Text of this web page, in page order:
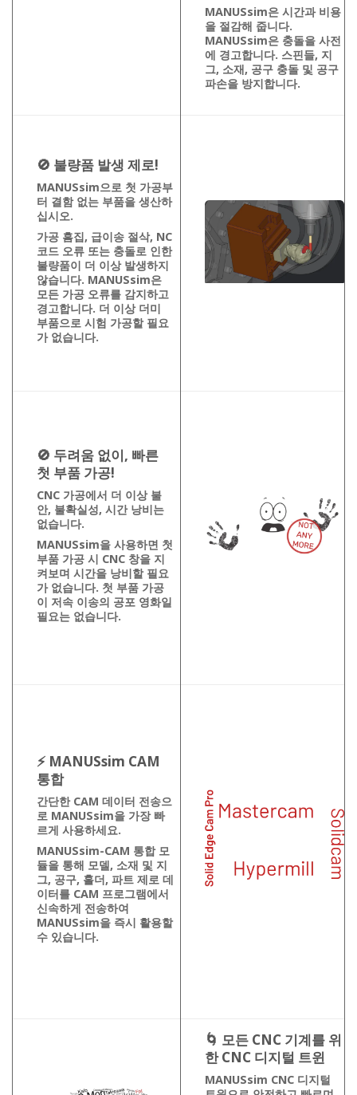
MANUSsim은 시간과 비용
을 절감해 줍니다.
MANUSsim은 충돌을 사전
에 경고합니다. 스핀들, 지
그, 소재, 공구 충돌 및 공구
파손을 방지합니다.
🚫 불량품 발생 제로!
MANUSsim으로 첫 가공부
터 결함 없는 부품을 생산하
십시오.
가공 흠집, 급이송 절삭, NC
코드 오류 또는 충돌로 인한
불량품이 더 이상 발생하지
않습니다. MANUSsim은
모든 가공 오류를 감지하고
경고합니다. 더 이상 더미
부품으로 시험 가공할 필요
가 없습니다.
🚫 두려움 없이, 빠른
첫 부품 가공!
CNC 가공에서 더 이상 불
안, 불확실성, 시간 낭비는
없습니다.
MANUSsim을 사용하면 첫
부품 가공 시 CNC 창을 지
켜보며 시간을 낭비할 필요
가 없습니다. 첫 부품 가공
이 저속 이송의 공포 영화일
필요는 없습니다.
⚡ MANUSsim CAM
통합
간단한 CAM 데이터 전송으
로 MANUSsim을 가장 빠
르게 사용하세요.
MANUSsim-CAM 통합 모
듈을 통해 모델, 소재 및 지
그, 공구, 홀더, 파트 제로 데
이터를 CAM 프로그램에서
신속하게 전송하여
MANUSsim을 즉시 활용할
수 있습니다.
🌀 모든 CNC 기계를 위
한 CNC 디지털 트윈
MANUSsim CNC 디지털